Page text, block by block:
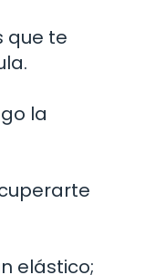
que te
la
elástico;